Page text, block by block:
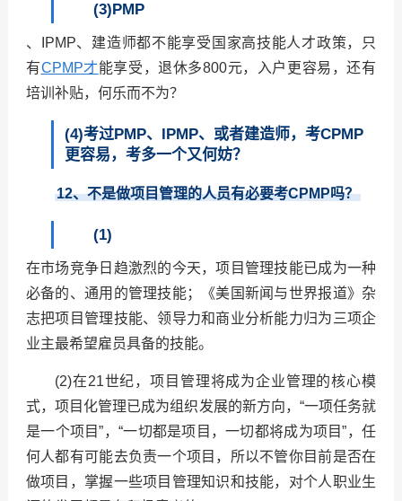
(3)PMP
、IPMP、建造师都不能享受国家高技能人才政策，只
有CPMP才能享受，退休多800元，入户更容易，还有
培训补贴，何乐而不为？
(4)考过PMP、IPMP、或者建造师，考CPMP
更容易，考多一个又何妨？
12、不是做项目管理的人员有必要考CPMP吗？
(1)
在市场竞争日趋激烈的今天，项目管理技能已成为一种
必备的、通用的管理技能；《美国新闻与世界报道》杂
志把项目管理技能、领导力和商业分析能力归为三项企
业主最希望雇员具备的技能。
(2)在21世纪，项目管理将成为企业管理的核心模
式，项目化管理已成为组织发展的新方向，“一项任务就
是一个项目”，“一切都是项目，一切都将成为项目”，任
何人都有可能去负责一个项目，所以不管你目前是否在
做项目，掌握一些项目管理知识和技能，对个人职业生